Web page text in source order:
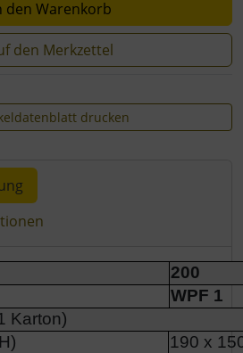
den Warenkorb
den Merkzettel
drucken
200
WPF 1
Karton)
190 x